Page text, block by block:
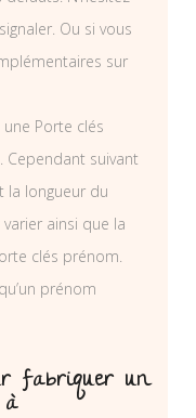
Ou si vous
sur
Porte clés
suivant
la longueur du
ainsi que la
clés prénom.
prénom
fabriquer un